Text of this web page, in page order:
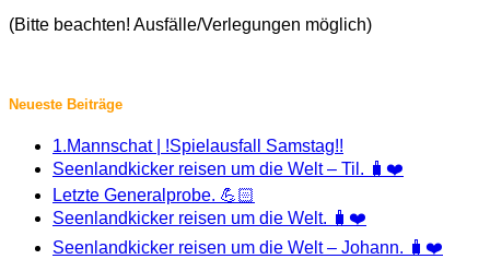
(Bitte beachten! Ausfälle/Verlegungen möglich)
Neueste Beiträge
1.Mannschat | !Spielausfall Samstag!!
Seenlandkicker reisen um die Welt – Til. 🧳❤️
Letzte Generalprobe. 💪🏻
Seenlandkicker reisen um die Welt. 🧳❤️
Seenlandkicker reisen um die Welt – Johann. 🧳❤️